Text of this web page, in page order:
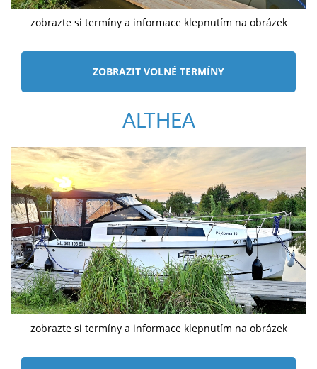
zobrazte si termíny a informace klepnutím na obrázek
ZOBRAZIT VOLNÉ TERMÍNY
ALTHEA
zobrazte si termíny a informace klepnutím na obrázek